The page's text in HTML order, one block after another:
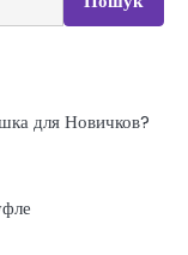
для Новичков?